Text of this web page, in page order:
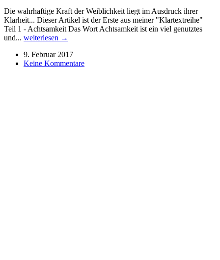
Die wahrhaftige Kraft der Weiblichkeit liegt im Ausdruck ihrer
Klarheit... Dieser Artikel ist der Erste aus meiner "Klartextreihe"
Teil 1 - Achtsamkeit Das Wort Achtsamkeit ist ein viel genutztes
und... weiterlesen →
9. Februar 2017
Keine Kommentare